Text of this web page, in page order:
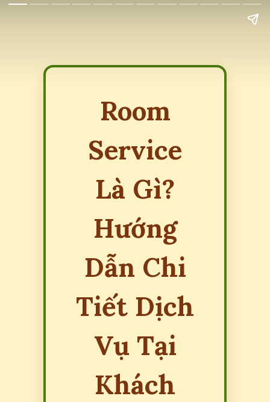
Room
Service
Là Gì?
Hướng
Dẫn Chi
Tiết Dịch
Vụ Tại
Khách